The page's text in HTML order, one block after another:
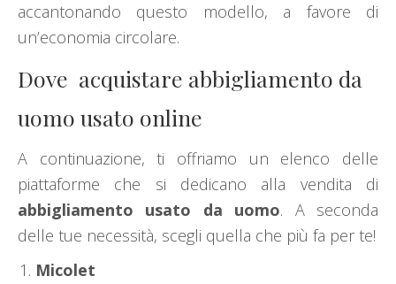
accantonando questo modello, a favore di
un’economia circolare.
Dove acquistare abbigliamento da
uomo usato online
A continuazione, ti offriamo un elenco delle
piattaforme che si dedicano alla vendita di
abbigliamento usato da uomo. A seconda
delle tue necessità, scegli quella che più fa per te!
Micolet